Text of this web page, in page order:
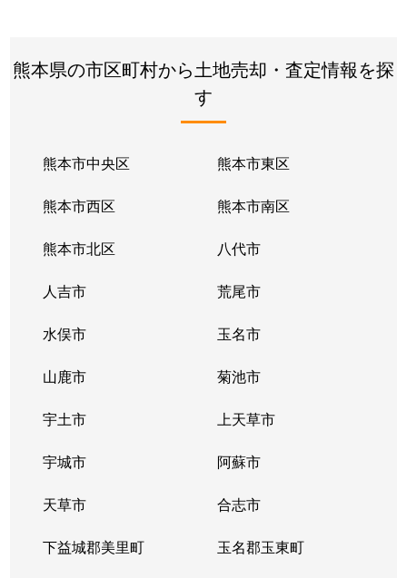
熊本県の市区町村から土地売却・査定情報を探
す
熊本市中央区 熊本市東区
熊本市西区 熊本市南区
熊本市北区 八代市
人吉市 荒尾市
水俣市 玉名市
山鹿市 菊池市
宇土市 上天草市
宇城市 阿蘇市
天草市 合志市
下益城郡美里町 玉名郡玉東町